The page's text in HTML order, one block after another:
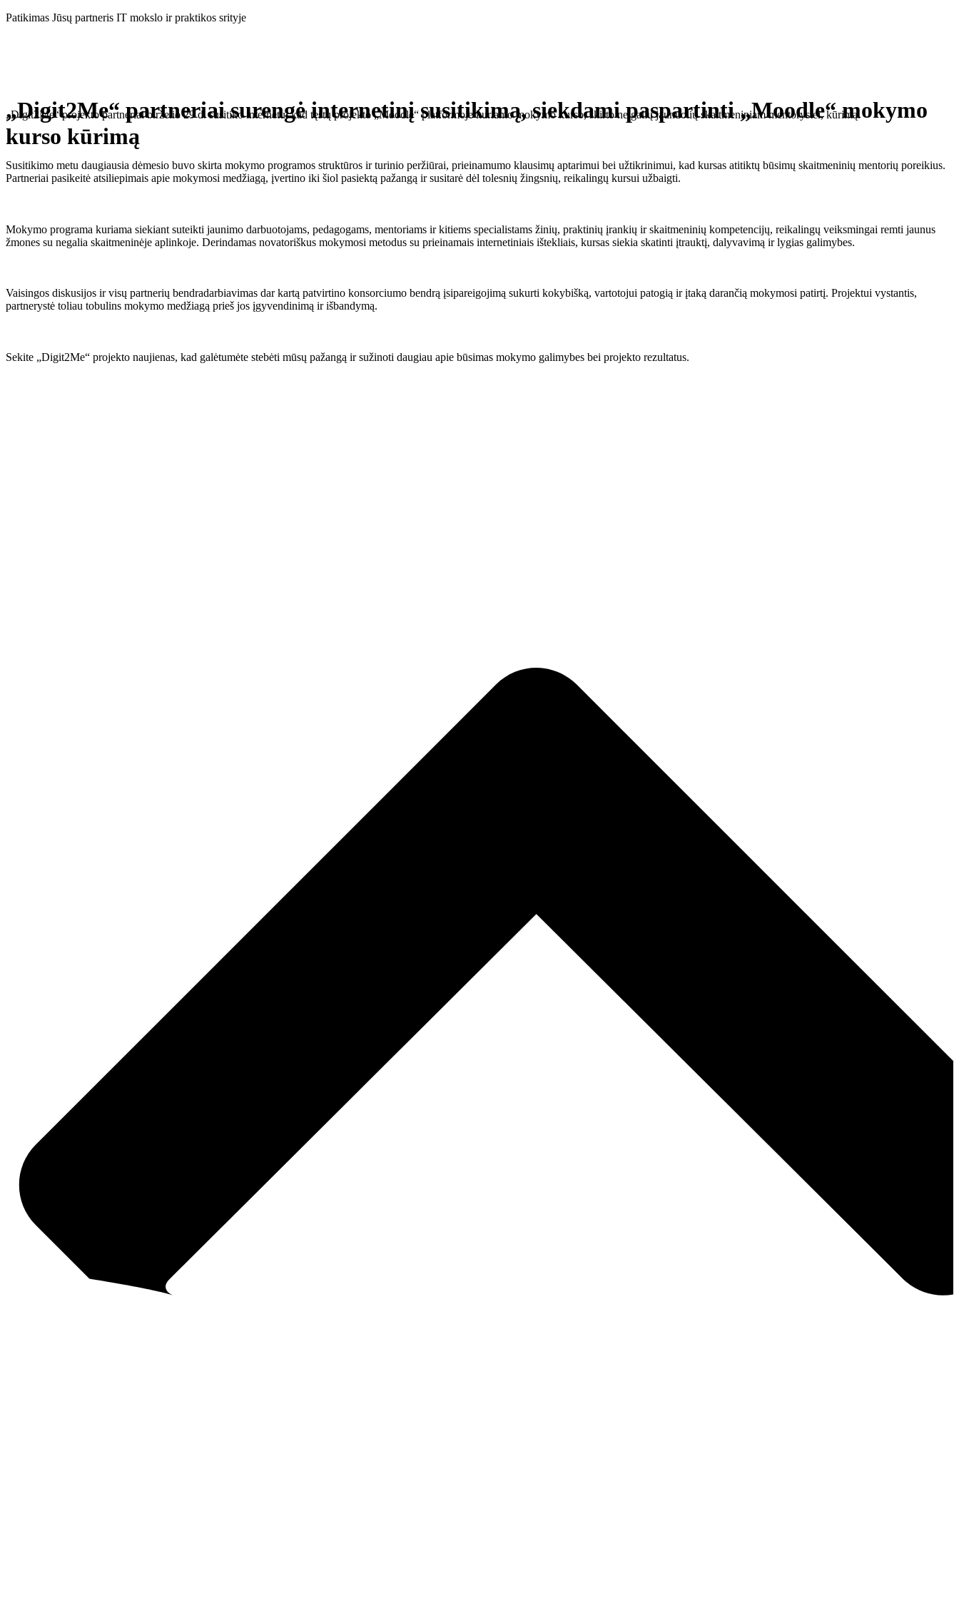
Eiti
Patikimas Jūsų partneris IT mokslo ir praktikos srityje
„Digit2Me“ partneriai surengė internetinį susitikimą, siekdami paspartinti „Moodle“ mokymo
kurso kūrimą
„Digit2Me“ projekto partneriai birželio 29 d. susitiko internetu, kad tęstų projekto „Moodle“ platformoje kuriamo mokymo kurso, skirto neįgalių jaunuolių skaitmeniniam mentorystei, kūrimą.
Susitikimo metu daugiausia dėmesio buvo skirta mokymo programos struktūros ir turinio peržiūrai, prieinamumo klausimų aptarimui bei užtikrinimui, kad kursas atitiktų būsimų skaitmeninių mentorių poreikius.
Partneriai pasikeitė atsiliepimais apie mokymosi medžiagą, įvertino iki šiol pasiektą pažangą ir susitarė dėl tolesnių žingsnių, reikalingų kursui užbaigti.
Mokymo programa kuriama siekiant suteikti jaunimo darbuotojams, pedagogams, mentoriams ir kitiems specialistams žinių, praktinių įrankių ir skaitmeninių kompetencijų, reikalingų veiksmingai remti jaunus
žmones su negalia skaitmeninėje aplinkoje. Derindamas novatoriškus mokymosi metodus su prieinamais internetiniais ištekliais, kursas siekia skatinti įtrauktį, dalyvavimą ir lygias galimybes.
Vaisingos diskusijos ir visų partnerių bendradarbiavimas dar kartą patvirtino konsorciumo bendrą įsipareigojimą sukurti kokybišką, vartotojui patogią ir įtaką darančią mokymosi patirtį. Projektui vystantis,
partnerystė toliau tobulins mokymo medžiagą prieš jos įgyvendinimą ir išbandymą.
Sekite „Digit2Me“ projekto naujienas, kad galėtumėte stebėti mūsų pažangą ir sužinoti daugiau apie būsimas mokymo galimybes bei projekto rezultatus.